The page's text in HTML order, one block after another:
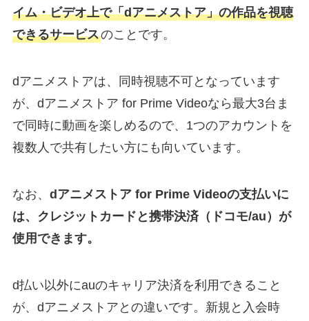
イム・ビデオ上で「dアニメストア」の作品を視聴
できるサービスのことです。
dアニメストアは、同時視聴不可となっています
が、dアニメストア for Prime Videoなら最大3台ま
で同時に動画を楽しめるので、1つのアカウントを
複数人で共有したい方にも向いています。
なお、 dアニメストア for Prime Videoの支払いに
は、クレジットカードと携帯決済（ドコモ/au）が
使用できます。
d払い以外にauのキャリア決済を利用できること
が、dアニメストアとの違いです。新規と入会時